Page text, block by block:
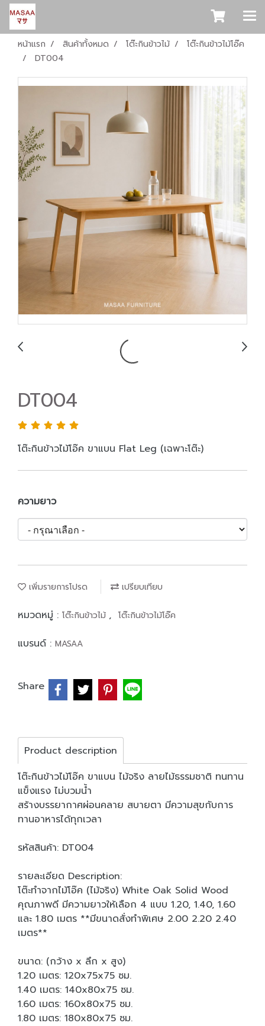
หน้าแรก สินค้าทั้งหมด โต๊ะกินข้าวไม้
โต๊ะกินข้าวไม้โอ๊ค
DT004
DT004
โต๊ะกินข้าวไม้โอ๊ค ขาแบน Flat Leg (เฉพาะโต๊ะ)
ความยาว
เพิ่มรายการโปรด เปรียบเทียบ
หมวดหมู่ : โต๊ะกินข้าวไม้ , โต๊ะกินข้าวไม้โอ๊ค
แบรนด์ : MASAA
Share
Product description
โต๊ะกินข้าวไม้โอ๊ค ขาแบน ไม้จริง ลายไม้ธรรมชาติ ทนทาน
แข็งแรง ไม่บวมน้ำ
สร้างบรรยากาศผ่อนคลาย สบายตา มีความสุขกับการ
ทานอาหารได้ทุกเวลา
รหัสสินค้า: DT004
รายละเอียด Description:
โต๊ะทำจากไม้โอ๊ค (ไม้จริง) White Oak Solid Wood
คุณภาพดี มีความยาวให้เลือก 4 แบบ 1.20, 1.40, 1.60
และ 1.80 เมตร **มีขนาดสั่งทำพิเศษ 2.00 2.20 2.40
เมตร**
ขนาด: (กว้าง x ลึก x สูง)
1.20 เมตร: 120x75x75 ซม.
1.40 เมตร: 140x80x75 ซม.
1.60 เมตร: 160x80x75 ซม.
1.80 เมตร: 180x80x75 ซม.